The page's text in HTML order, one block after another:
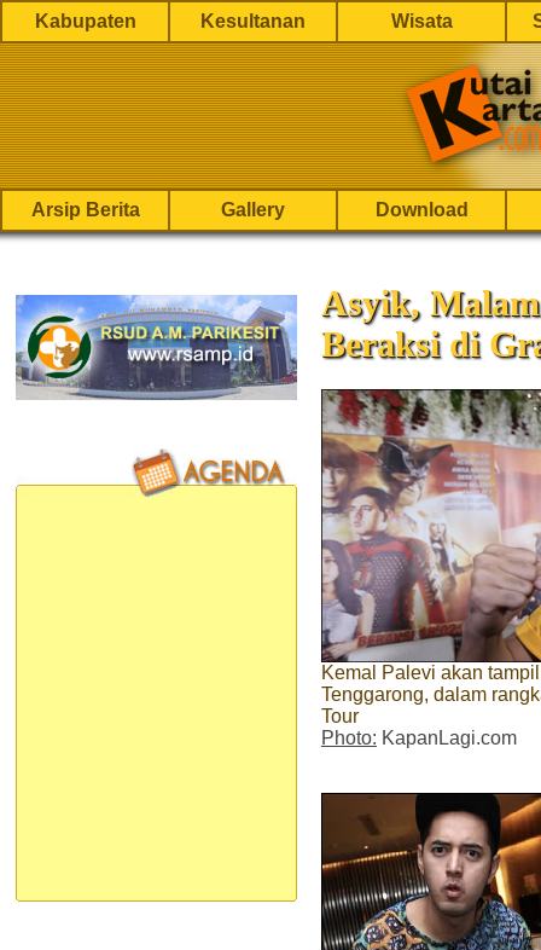
Kabupaten Kesultanan Wisata
Arsip Berita Gallery Download
Asyik,
Beraksi di
Kemal Palevi akan
Tenggarong, dalam
Tour
Photo: KapanLagi.com